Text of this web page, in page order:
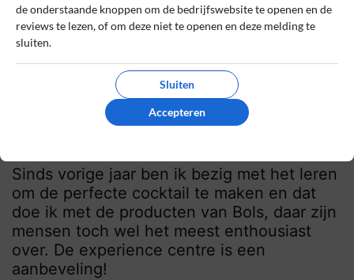
Reageer
Renee 21 januari 2022, 09:56
10
Sinds vorige jaar ben ik bezig met het leren
om de perfecte cocktail te maken en dat
doe ik met de producten van Bols, daar zijn
mensen toch wel het meest enthousiast
over. De experience centre is een
aanbeveling!
de onderstaande knoppen om de bedrijfswebsite te openen en de
reviews te lezen, of om deze niet te openen en deze melding te
sluiten.
Sluiten
Accepteren